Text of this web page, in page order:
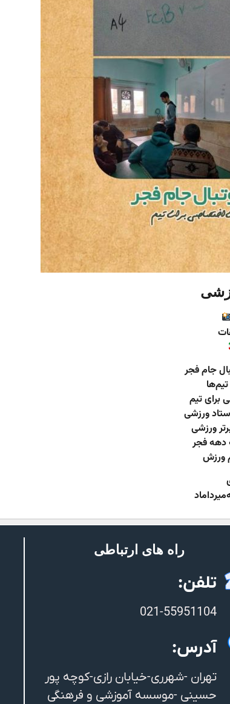
جام فجر
برای تیم
ورزشی
ورزشی
دهه فجر
ورزش
راه های ارتباطی
تلفن:
021-55951104
آدرس:
تهران -شهرری-خیابان رازی-کوچه پور
حسینی -موسسه آموزشی و فرهنگی